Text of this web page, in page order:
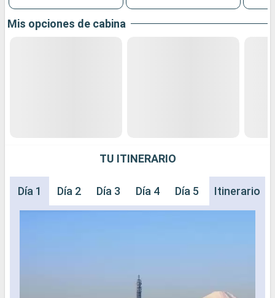
Mis opciones de cabina
TU ITINERARIO
Día 1 Día 2 Día 3 Día 4 Día 5 Día 6 Día
Itinerario